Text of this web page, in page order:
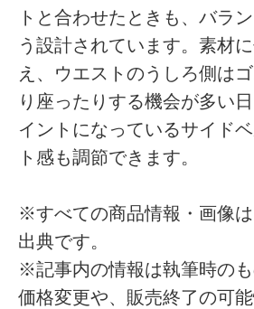
トと合わせたときも、バラ
う設計されています。素材
え、ウエストのうしろ側は
り座ったりする機会が多い
イントになっているサイド
ト感も調節できます。
※すべての商品情報・画像
出典です。
※記事内の情報は執筆時のも
価格変更や、販売終了の可